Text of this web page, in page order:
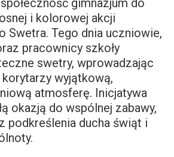
społeczność gimnazjum do
i kolorowej akcji
Swetra. Tego dnia uczniowie,
pracownicy szkoły
swetry, wprowadzając
wyjątkową,
atmosferę. Inicjatywa
okazją do wspólnej zabawy,
podkreślenia ducha świąt i